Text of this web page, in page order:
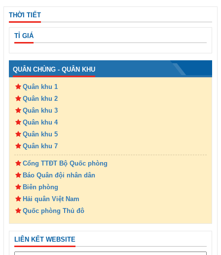
THỜI TIẾT
TỈ GIÁ
QUÂN CHỦNG - QUÂN KHU
Quân khu 1
Quân khu 2
Quân khu 3
Quân khu 4
Quân khu 5
Quân khu 7
Cổng TTĐT Bộ Quốc phòng
Báo Quân đội nhân dân
Biên phòng
Hải quân Việt Nam
Quốc phòng Thủ đô
LIÊN KẾT WEBSITE